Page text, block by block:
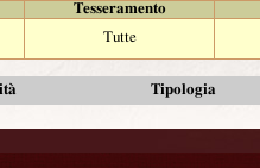
Tesseramento
Tutte
Tipologia